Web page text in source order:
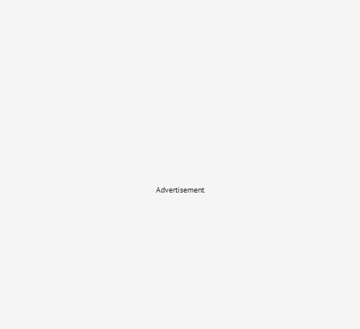
Advertisement